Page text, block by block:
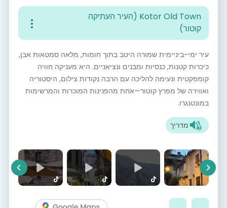
Kotor Old Town (העיר העתיקה
קוטור)
עיר ימי-ביניימית שמורה היטב בתוך חומות, מלאה סמטאות אבן,
כיכרות קטנות, כנסיות ומבנים ונציאניים. היא מעניקה חוויה
קומפקטית ונעימה להליכה עם הרבה נקודות צילום, היסטוריה
ואווירה של מפרץ קוטור—אחת מהפנינות המוכרות והמרשימות
במונטנגרו.
מדריך
Next